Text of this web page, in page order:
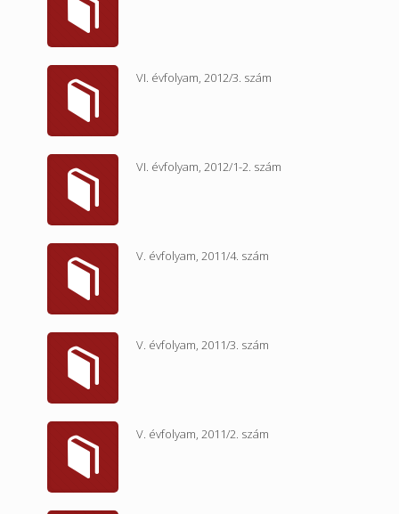
VI. évfolyam, 2012/3. szám
VI. évfolyam, 2012/1-2. szám
V. évfolyam, 2011/4. szám
V. évfolyam, 2011/3. szám
V. évfolyam, 2011/2. szám